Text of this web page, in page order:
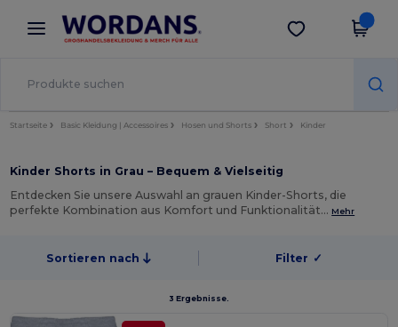
× Wordans App
Bessere Preise in der App!
App holen
Startseite Basic Kleidung | Accessoires Hosen und Shorts Short Kinder
Kinder Shorts in Grau – Bequem & Vielseitig
Entdecken Sie unsere Auswahl an grauen Kinder-Shorts, die
perfekte Kombination aus Komfort und Funktionalität… Mehr
Sortieren nach Filter ✓
3 Ergebnisse.